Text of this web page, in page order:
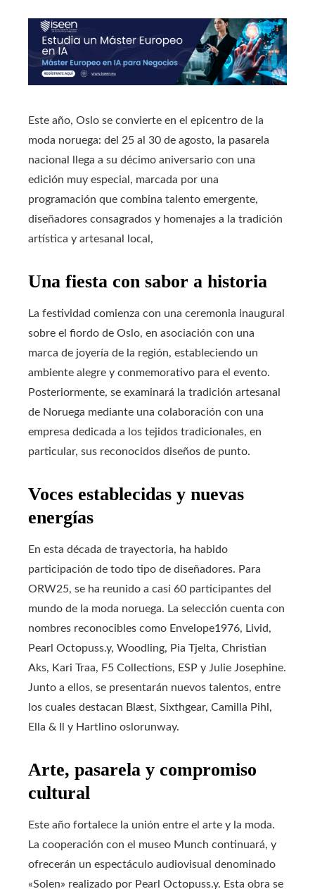
Este año, Oslo se convierte en el epicentro de la
moda noruega: del 25 al 30 de agosto, la pasarela
nacional llega a su décimo aniversario con una
edición muy especial, marcada por una
programación que combina talento emergente,
diseñadores consagrados y homenajes a la tradición
artística y artesanal local,
Una fiesta con sabor a historia
La festividad comienza con una ceremonia inaugural
sobre el fiordo de Oslo, en asociación con una
marca de joyería de la región, estableciendo un
ambiente alegre y conmemorativo para el evento.
Posteriormente, se examinará la tradición artesanal
de Noruega mediante una colaboración con una
empresa dedicada a los tejidos tradicionales, en
particular, sus reconocidos diseños de punto.
Voces establecidas y nuevas
energías
En esta década de trayectoria, ha habido
participación de todo tipo de diseñadores. Para
ORW25, se ha reunido a casi 60 participantes del
mundo de la moda noruega. La selección cuenta con
nombres reconocibles como Envelope1976, Livid,
Pearl Octopuss.y, Woodling, Pia Tjelta, Christian
Aks, Kari Traa, F5 Collections, ESP y Julie Josephine.
Junto a ellos, se presentarán nuevos talentos, entre
los cuales destacan Blæst, Sixthgear, Camilla Pihl,
Ella & Il y Hartlino oslorunway.
Arte, pasarela y compromiso
cultural
Este año fortalece la unión entre el arte y la moda.
La cooperación con el museo Munch continuará, y
ofrecerán un espectáculo audiovisual denominado
«Solen» realizado por Pearl Octopuss.y. Esta obra se